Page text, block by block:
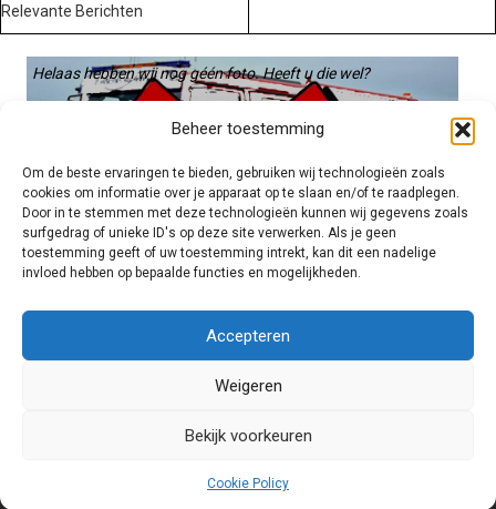
Beheer toestemming
Om de beste ervaringen te bieden, gebruiken wij technologieën zoals
cookies om informatie over je apparaat op te slaan en/of te raadplegen.
Door in te stemmen met deze technologieën kunnen wij gegevens zoals
surfgedrag of unieke ID's op deze site verwerken. Als je geen
toestemming geeft of uw toestemming intrekt, kan dit een nadelige
invloed hebben op bepaalde functies en mogelijkheden.
Accepteren
Weigeren
Bekijk voorkeuren
Cookie Policy
Relevante Berichten
Helaas hebben wij nog géén foto. Heeft u die wel?
Graag gebruiken we die. Stuur hem op naar:
voertuigen@hulpverleningsdiensten.nl
© 2026 Hulpverleningsdiensten